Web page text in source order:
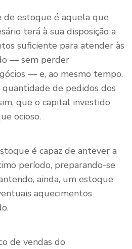
de estoque é aquela que
terá à sua disposição a
suficiente para atender às
— sem perder
— e, ao mesmo tempo,
de pedidos dos
que o capital investido
ocioso.
é capaz de antever a
período, preparando-se
ainda, um estoque
aquecimentos
de vendas do